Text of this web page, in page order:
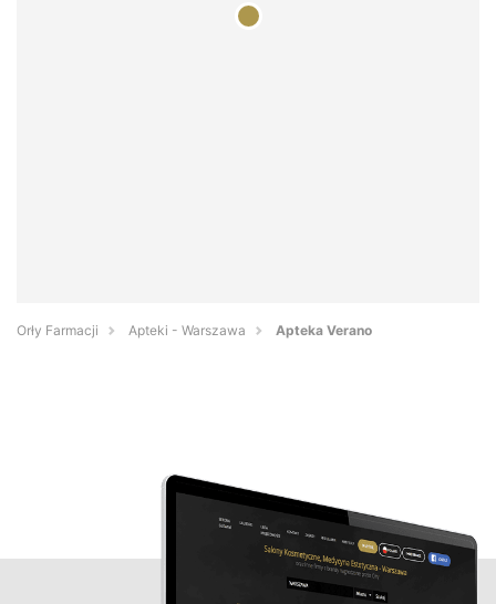
Orły Farmacji Apteki - Warszawa Apteka Verano